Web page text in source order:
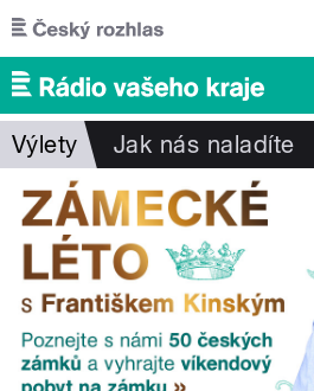
Přejít k hlavnímu obsahu
Výlety Jak nás naladíte